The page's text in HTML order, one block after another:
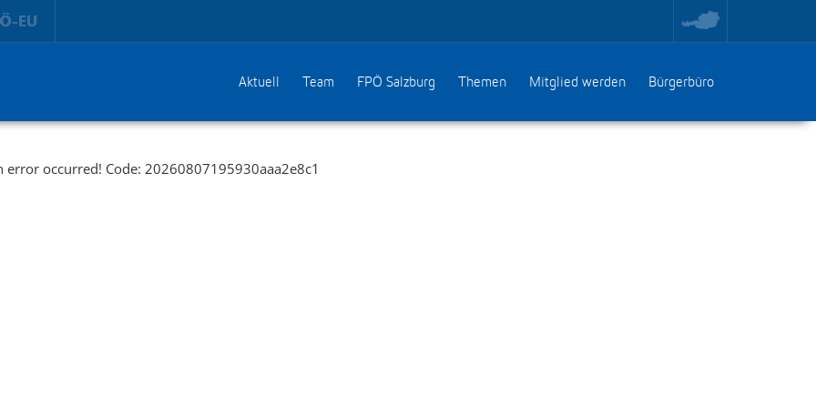
toggle
region
menu
Aktuell Team FPÖ Salzburg Themen Mitglied werden Bürgerbüro
error occurred! Code: 20260807195930aaa2e8c1